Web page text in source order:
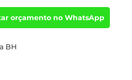
orçamento no WhatsApp
BH